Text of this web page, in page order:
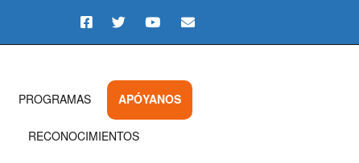
PROGRAMAS APÓYANOS
RECONOCIMIENTOS